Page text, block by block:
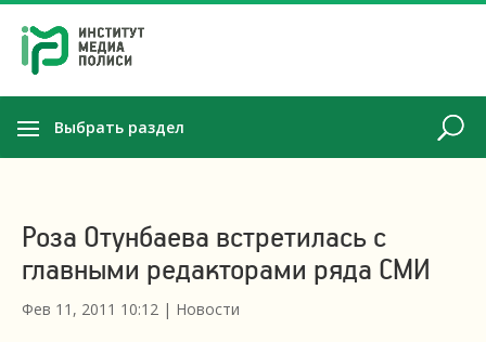
Выбрать раздел
Роза Отунбаева встретилась с
главными редакторами ряда СМИ
Фев 11, 2011 10:12 | Новости